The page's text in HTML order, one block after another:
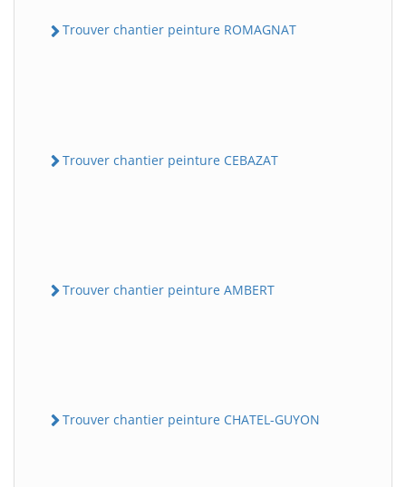
Trouver chantier peinture ROMAGNAT
Trouver chantier peinture CEBAZAT
Trouver chantier peinture AMBERT
Trouver chantier peinture CHATEL-GUYON